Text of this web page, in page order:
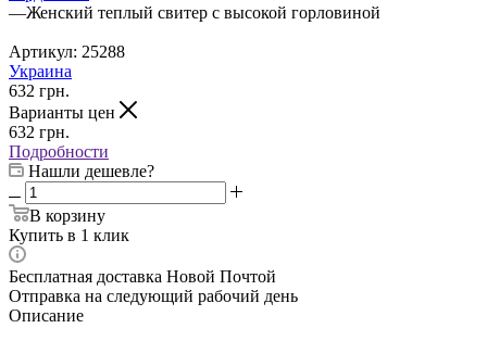
—Женский теплый свитер с высокой горловиной
Артикул: 25288
Украина
632 грн.
Варианты цен
632 грн.
Подробности
Нашли дешевле?
В корзину
Купить в 1 клик
Бесплатная доставка Новой Почтой
Отправка на следующий рабочий день
Описание